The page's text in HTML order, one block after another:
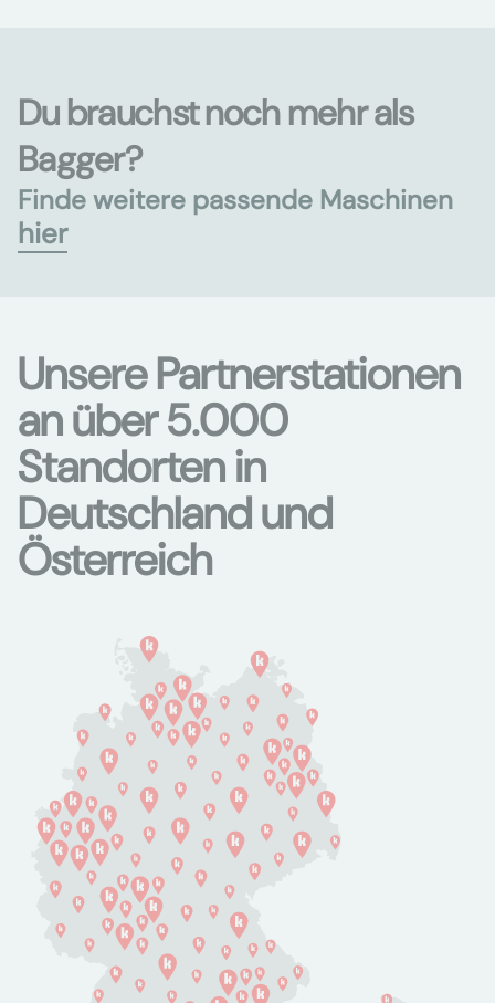
Du brauchst noch mehr als
Bagger?
Finde weitere passende Maschinen
hier
Unsere Partnerstationen
an über 5.000
Standorten in
Deutschland und
Österreich